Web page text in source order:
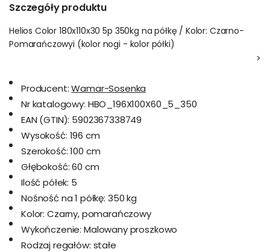
Szczegóły produktu
Helios Color 180x110x30 5p 350kg na półkę / Kolor: Czarno-
Pomarańczowyi (kolor nogi - kolor półki)
>
Producent: Wamar-Sosenka
Nr katalogowy: HBO_196X100X60_5_350
EAN (GTIN): 5902367338749
Wysokość: 196 cm
Szerokość: 100 cm
Głębokość: 60 cm
Ilość półek: 5
Nośność na 1 półkę: 350 kg
Kolor: Czarny, pomarańczowy
Wykończenie: Malowany proszkowo
Rodzaj regałów: stałe